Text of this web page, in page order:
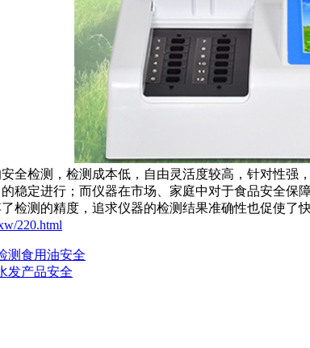
全检测，检测成本低，自由灵活度较高，针对性
稳定进行；而仪器在市场、家庭中对于食品安全
检测的精度，追求仪器的检测结果准确性也促使了
220.html
测食用油安全
发产品安全